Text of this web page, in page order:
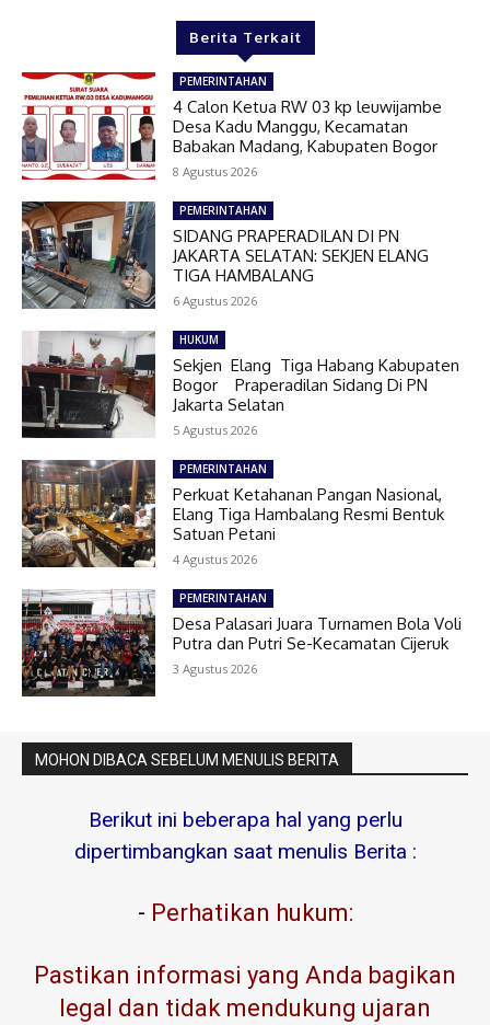
Berita Terkait
PEMERINTAHAN
4 Calon Ketua RW 03 kp leuwijambe
Desa Kadu Manggu, Kecamatan
Babakan Madang, Kabupaten Bogor
8 Agustus 2026
PEMERINTAHAN
SIDANG PRAPERADILAN DI PN
JAKARTA SELATAN: SEKJEN ELANG
TIGA HAMBALANG
6 Agustus 2026
HUKUM
Sekjen Elang Tiga Habang Kabupaten
Bogor Praperadilan Sidang Di PN
Jakarta Selatan
5 Agustus 2026
PEMERINTAHAN
Perkuat Ketahanan Pangan Nasional,
Elang Tiga Hambalang Resmi Bentuk
Satuan Petani
4 Agustus 2026
PEMERINTAHAN
Desa Palasari Juara Turnamen Bola Voli
Putra dan Putri Se-Kecamatan Cijeruk
3 Agustus 2026
MOHON DIBACA SEBELUM MENULIS BERITA
Berikut ini beberapa hal yang perlu
dipertimbangkan saat menulis Berita :
- Perhatikan hukum:
Pastikan informasi yang Anda bagikan
legal dan tidak mendukung ujaran